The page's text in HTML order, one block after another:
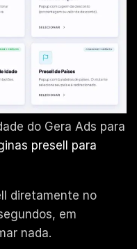
do Gera Ads para
presell para
diretamente no
em
nada.